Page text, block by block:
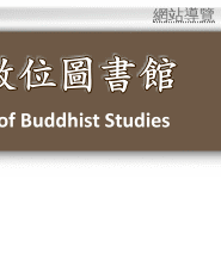
網站導覽